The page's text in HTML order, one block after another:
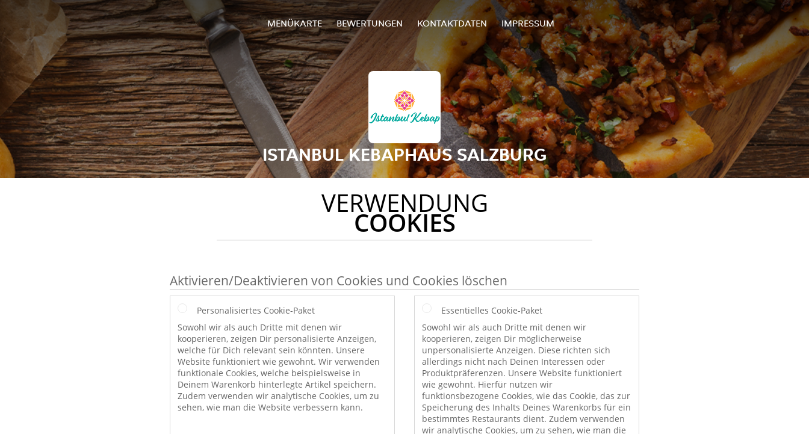
MENÜKARTE BEWERTUNGEN KONTAKTDATEN IMPRESSUM
ISTANBUL KEBAPHAUS SALZBURG
VERWENDUNG
COOKIES
Aktivieren/Deaktivieren von Cookies und Cookies löschen
Personalisiertes Cookie-Paket
Sowohl wir als auch Dritte mit denen wir
kooperieren, zeigen Dir personalisierte Anzeigen,
welche für Dich relevant sein könnten. Unsere
Website funktioniert wie gewohnt. Wir verwenden
funktionale Cookies, welche beispielsweise in
Deinem Warenkorb hinterlegte Artikel speichern.
Zudem verwenden wir analytische Cookies, um zu
sehen, wie man die Website verbessern kann.
Essentielles Cookie-Paket
Sowohl wir als auch Dritte mit denen wir
kooperieren, zeigen Dir möglicherweise
unpersonalisierte Anzeigen. Diese richten sich
allerdings nicht nach Deinen Interessen oder
Produktpräferenzen. Unsere Website funktioniert
wie gewohnt. Hierfür nutzen wir
funktionsbezogene Cookies, wie das Cookie, das zur
Speicherung des Inhalts Deines Warenkorbs für ein
bestimmtes Restaurants dient. Zudem verwenden
wir analytische Cookies, um zu sehen, wie man die